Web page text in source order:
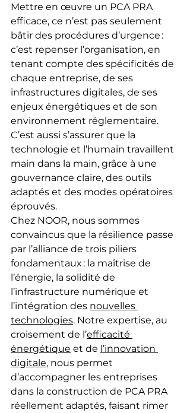
Mettre en œuvre un PCA PRA
efficace, ce n’est pas seulement
bâtir des procédures d’urgence :
c’est repenser l’organisation, en
tenant compte des spécificités de
chaque entreprise, de ses
infrastructures digitales, de ses
enjeux énergétiques et de son
environnement réglementaire.
C’est aussi s’assurer que la
technologie et l’humain travaillent
main dans la main, grâce à une
gouvernance claire, des outils
adaptés et des modes opératoires
éprouvés.
Chez NOOR, nous sommes
convaincus que la résilience passe
par l’alliance de trois piliers
fondamentaux : la maîtrise de
l’énergie, la solidité de
l’infrastructure numérique et
l’intégration des nouvelles
technologies. Notre expertise, au
croisement de l’efficacité
énergétique et de l’innovation
digitale, nous permet
d’accompagner les entreprises
dans la construction de PCA PRA
réellement adaptés, faisant rimer